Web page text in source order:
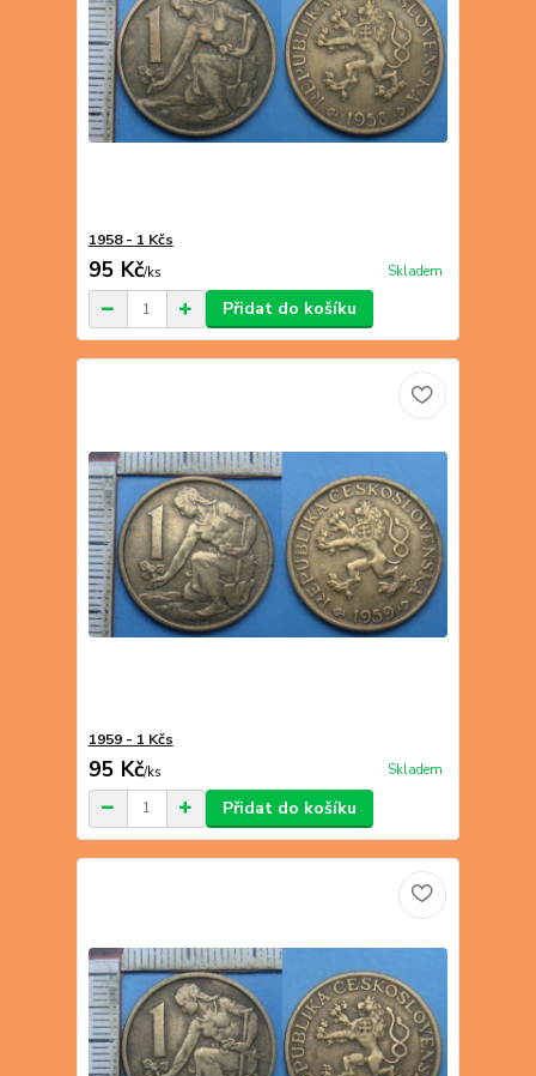
1958 - 1 Kčs
95 Kč/ks Skladem
Přidat do košíku
1959 - 1 Kčs
95 Kč/ks Skladem
Přidat do košíku